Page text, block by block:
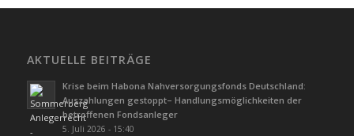
AKTUELLE BEITRÄGE
Krise beim Habona Nahversorgungsfonds Deutschland:
Auszahlungen gestoppt– Handlungsmöglichkeiten der
betroffenen Fondsanleger
5. Juli 2026 - 15:40